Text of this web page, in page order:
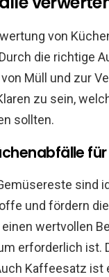
von
die richtige
Müll und zur
zu sein,
sollten.
sind
und fördern
wertvollen
erforderlich ist.
Kaffeesatz ist